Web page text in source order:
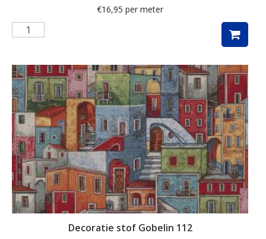
naaigerei
notenkraker
olijven
ornamenten
paarden
paardenbloem
paddenstoelen
paisley
€16,95 per meter
Decoratie stof Gobelin 112